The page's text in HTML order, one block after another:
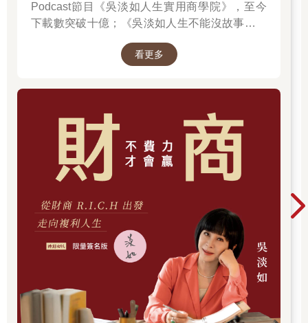
Podcast節目《吳淡如人生實用商學院》，至今
下載數突破十億；《吳淡如人生不能沒故事》也
讀歷史中的權力運作與人性選擇，讓看似遙遠的
看更多